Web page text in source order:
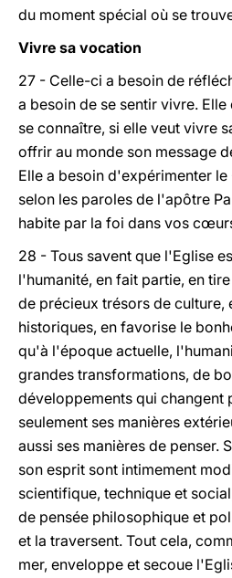
du moment spécial où se
Vivre sa vocation
27 - Celle-ci a besoin de
a besoin de se sentir vivre.
se connaître, si elle veut vivre
offrir au monde son message
Elle a besoin d'expérimenter
selon les paroles de l'apôtre
habite par la foi dans vos
28 - Tous savent que l'Eglise
l'humanité, en fait partie, en
de précieux trésors de culture,
historiques, en favorise le
qu'à l'époque actuelle,
grandes transformations, de
développements qui changent
seulement ses manières
aussi ses manières de penser.
son esprit sont intimement
scientifique, technique et
de pensée philosophique et
et la traversent. Tout cela,
mer, enveloppe et secoue